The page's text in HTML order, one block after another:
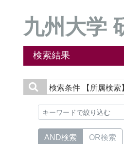
九州大学
検索結果
検索条件 【所属検
AND検索 OR検索